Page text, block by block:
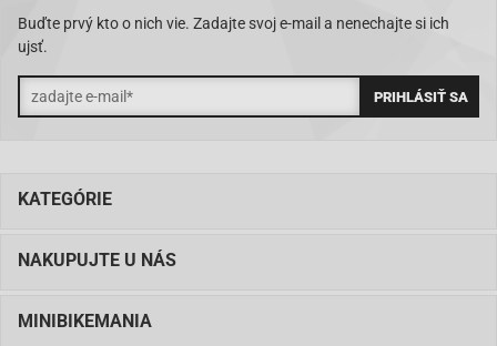
Buďte prvý kto o nich vie. Zadajte svoj e-mail a nenechajte si ich
ujsť.
KATEGÓRIE
NAKUPUJTE U NÁS
MINIBIKEMANIA